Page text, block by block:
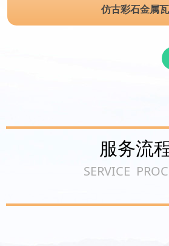
仿古彩石金属瓦
服务流
SERVICE